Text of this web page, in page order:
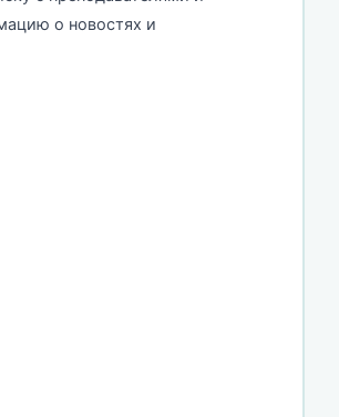
о новостях и